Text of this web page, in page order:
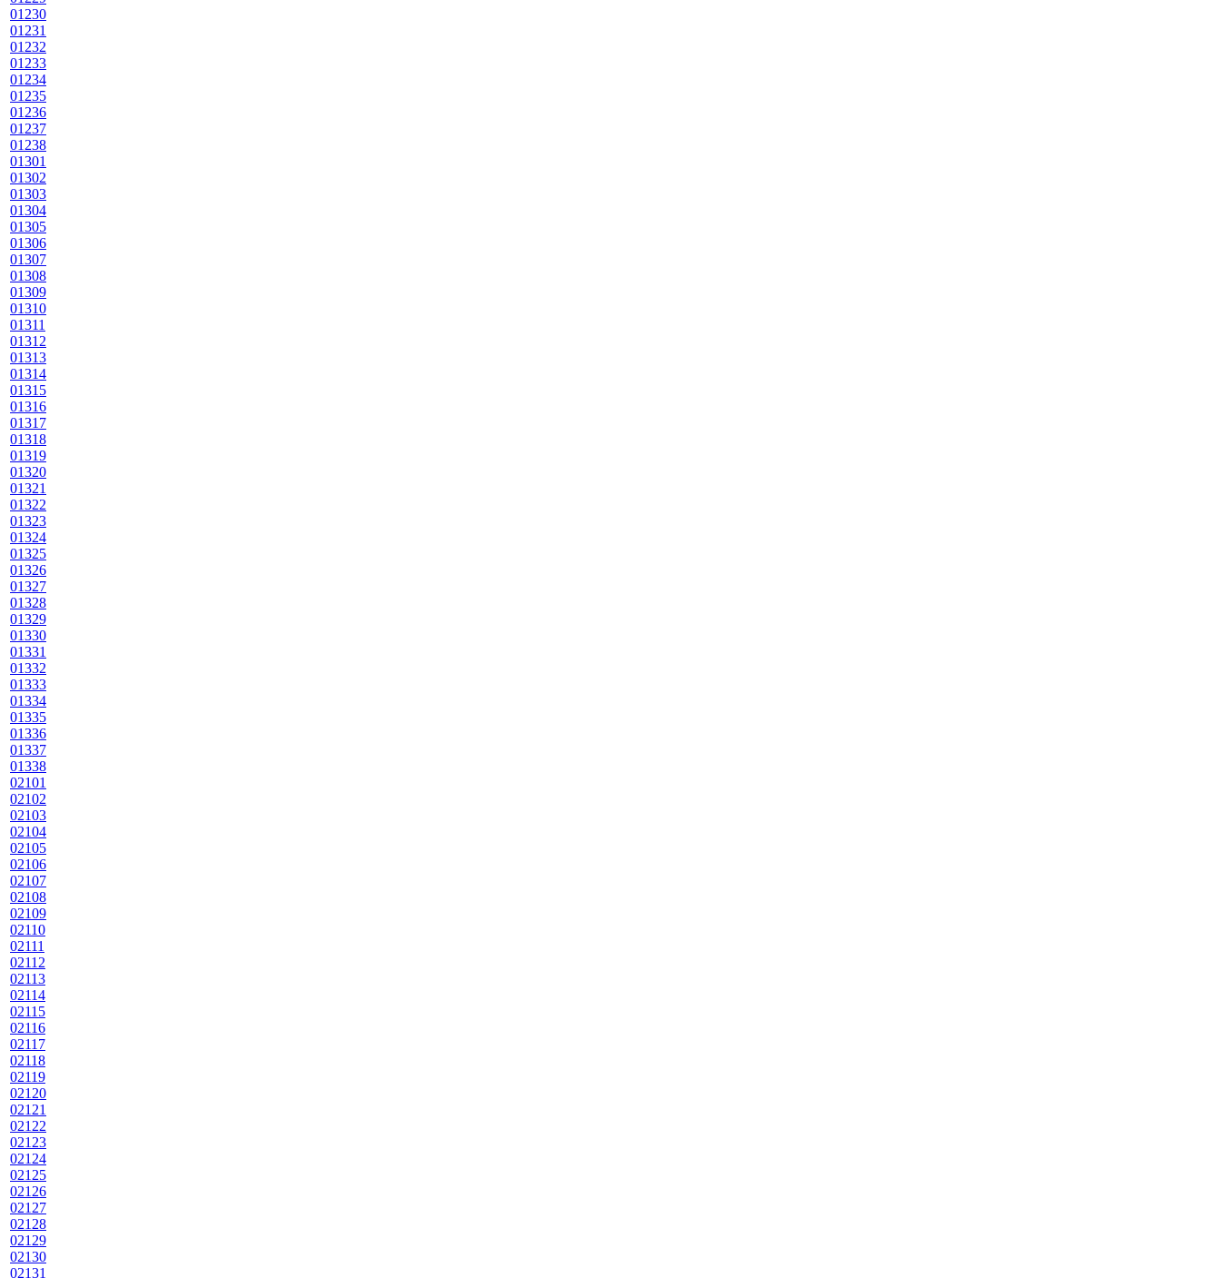
01230
01231
01232
01233
01234
01235
01236
01237
01238
01301
01302
01303
01304
01305
01306
01307
01308
01309
01310
01311
01312
01313
01314
01315
01316
01317
01318
01319
01320
01321
01322
01323
01324
01325
01326
01327
01328
01329
01330
01331
01332
01333
01334
01335
01336
01337
01338
02101
02102
02103
02104
02105
02106
02107
02108
02109
02110
02111
02112
02113
02114
02115
02116
02117
02118
02119
02120
02121
02122
02123
02124
02125
02126
02127
02128
02129
02130
02131